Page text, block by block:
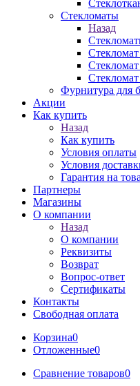
Стекломаты
Назад
Фурнитура для
Акции
Как купить
Назад
Как купить
Условия оплаты
Условия
Гарантия на
Партнеры
Магазины
О компании
Назад
О компании
Реквизиты
Возврат
Вопрос-ответ
Сертификаты
Контакты
Свободная оплата
Корзина0
Отложенные0
Сравнение товаров0